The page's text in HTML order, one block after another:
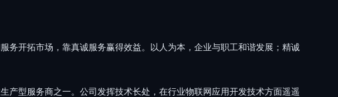
开拓市场，靠真诚服务赢得效益。以人为本，企业与职工和谐发展；精诚
产型服务商之一。公司发挥技术长处，在行业物联网应用开发技术方面遥遥